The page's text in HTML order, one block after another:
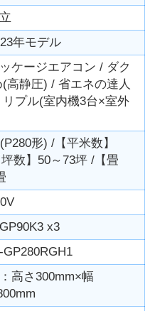
年モデル
ケージエアコン / ダク
(高静圧) / 省エネの達人
プル(室内機3台×室外
形) /【平米数】
数】50～73坪 /【畳
x3
高さ300mm×幅